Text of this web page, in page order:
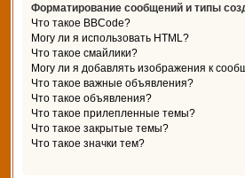
Форматирование сообщений и типы
Что такое BBCode?
Могу ли я использовать HTML?
Что такое смайлики?
Могу ли я добавлять изображения к
Что такое важные объявления?
Что такое объявления?
Что такое прилепленные темы?
Что такое закрытые темы?
Что такое значки тем?